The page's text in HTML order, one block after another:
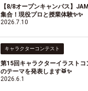
【8/8オープンキャンパス】
集合！現役プロと授業体験✨✨
2026.7.10
キャラクターコンテスト
第15回キャラクターイラスト
のテーマを発表します🥁✨
2026.6.1